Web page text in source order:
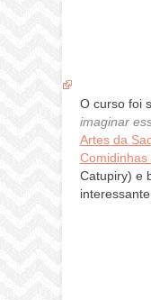
O curso foi
imaginar
Artes da
Comidinhas
Catupiry) e